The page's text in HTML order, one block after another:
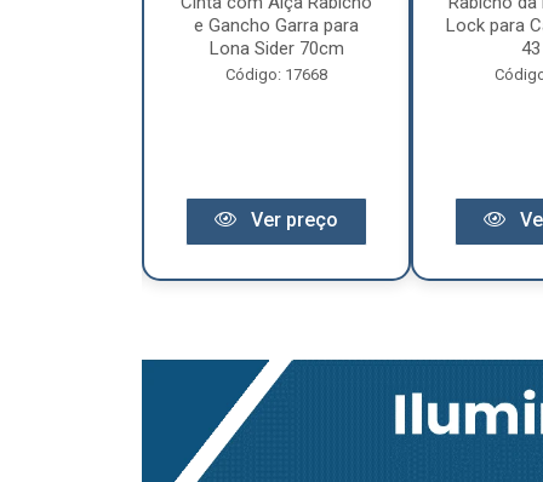
e Gancho Garra para
Lona Sider 70cm
Código: 17668
Ver preço
Lock para